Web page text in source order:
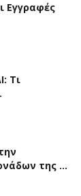
Εγγραφές
Τι
της …